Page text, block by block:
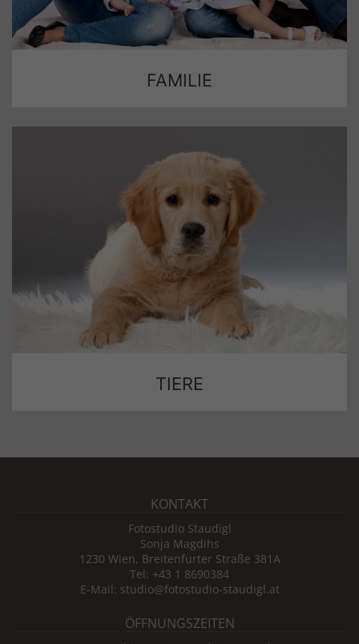
FAMILIE
TIERE
KONTAKT
Fotostudio Staudigl
Sonja Magdihs
1230 Wien, Breitenfurter Straße 381A
Tel: +43 1 8690384
E-Mail: studio@fotostudio-staudigl.at
ÖFFNUNGSZEITEN